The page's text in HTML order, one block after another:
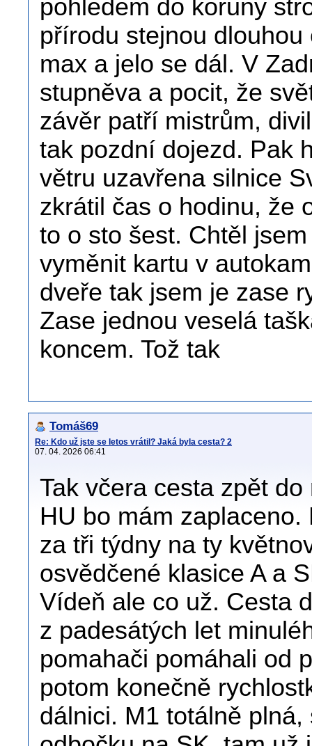
pohledem do koruny
přírodu stejnou
max a jelo se dál. V
stupněva a pocit, že
závěr patří mistrům,
tak pozdní dojezd. Pak
větru uzavřena silnice
zkrátil čas o hodinu, že
to o sto šest. Chtěl
vyměnit kartu v
dveře tak jsem je zase
Zase jednou veselá
koncem. Tož tak
Tomáš69
Re: Kdo už jste se letos vrátil? Jaká byla cesta? 2
07. 04. 2026 06:41
Tak včera cesta zpět
HU bo mám
za tři týdny na ty
osvědčené klasice A a
Vídeň ale co už. Cesta
z padesátých let
pomahači pomáhali od
potom konečně
dálnici. M1 totálně